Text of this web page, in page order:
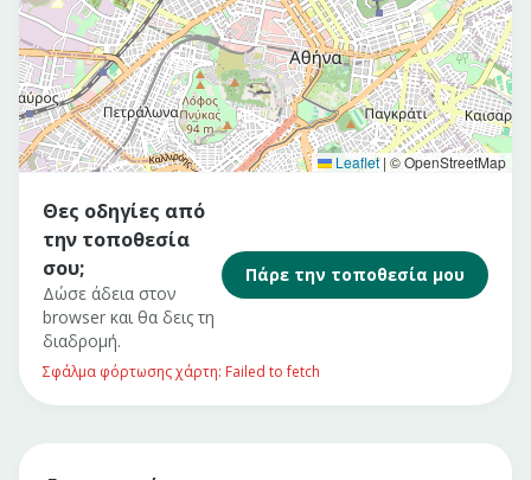
Leaflet |© OpenStreetMap
Θες οδηγίες από
την τοποθεσία
σου;
Δώσε άδεια στον
browser και θα δεις τη
διαδρομή.
Πάρε την τοποθεσία μου
Σφάλμα φόρτωσης χάρτη: Failed to fetch